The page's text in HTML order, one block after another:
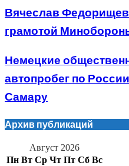
Вячеслав
грамотой
Немецкие
автопробег по
Самару
Архив публикаций
Август 2026
Пн Вт Ср Чт Пт Сб Вс